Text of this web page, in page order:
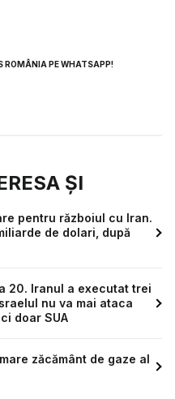
ROMÂNIA PE WHATSAPP!
ȘI
pentru războiul cu Iran.
de dolari, după
20. Iranul a executat trei
nu va mai ataca
doar SUA
zăcământ de gaze al